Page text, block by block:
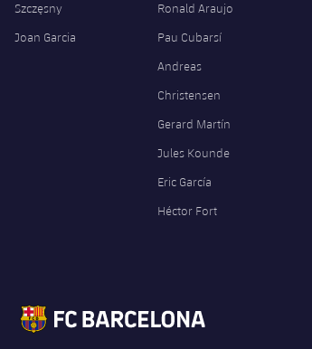
Szczęsny
Joan Garcia
Ronald Araujo
Pau Cubarsí
Andreas
Christensen
Gerard Martín
Jules Kounde
Eric García
Héctor Fort